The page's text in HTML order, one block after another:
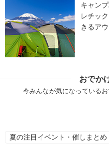
キャン
レチッ
きるア
おでか
今みんなが気になっている
夏の注目イベント・催しまとめ